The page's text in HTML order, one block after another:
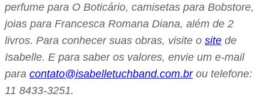
perfume para O Boticário, camisetas para Bobstore,
joias para Francesca Romana Diana, além de 2
livros. Para conhecer suas obras, visite o site de
Isabelle. E para saber os valores, envie um e-mail
para contato@isabelletuchband.com.brou telefone:
11 8433-3251.